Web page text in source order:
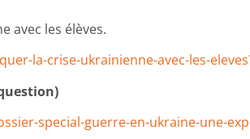
avec les élèves.
la-crise-ukrainienne-avec-les-
special-guerre-en-ukraine-une-